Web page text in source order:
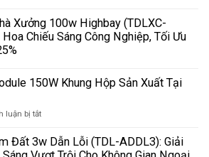
Pha
LED
Module
Thọ
Xưởng 100w Highbay (TDLXC-
Hoa Chiếu Sáng Công Nghiệp, Tối Ưu
150W Khung Hộp Sản Xuất Tại
luận bị tắtở
Pha
Module
Đất 3w Dẫn Lỗi (TDL-ADDL3): Giải